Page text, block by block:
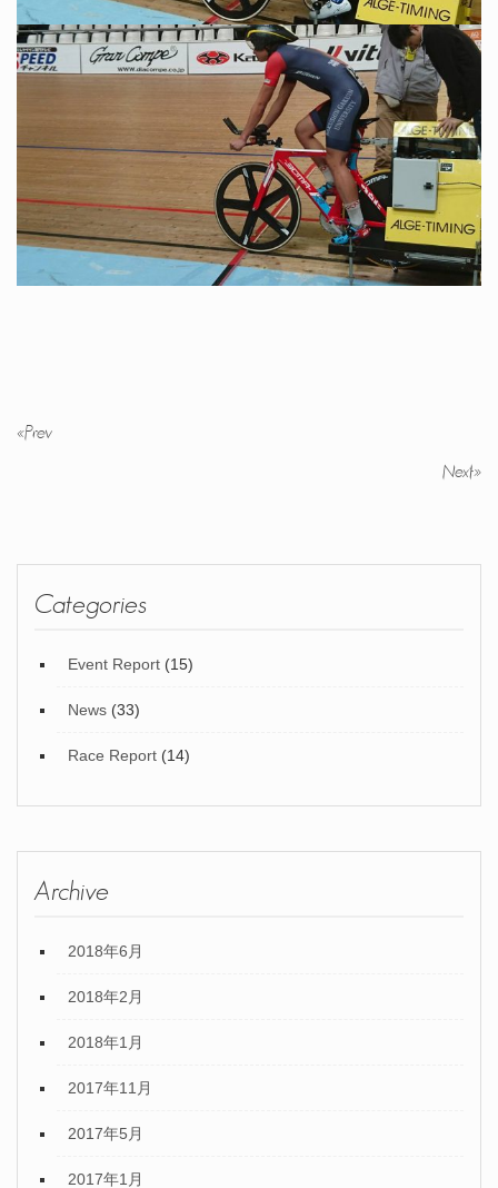
«Prev
Next»
Categories
Event Report (15)
News (33)
Race Report (14)
Archive
2018年6月
2018年2月
2018年1月
2017年11月
2017年5月
2017年1月